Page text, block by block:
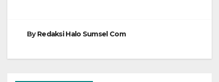
ByRedaksi Halo Sumsel Com